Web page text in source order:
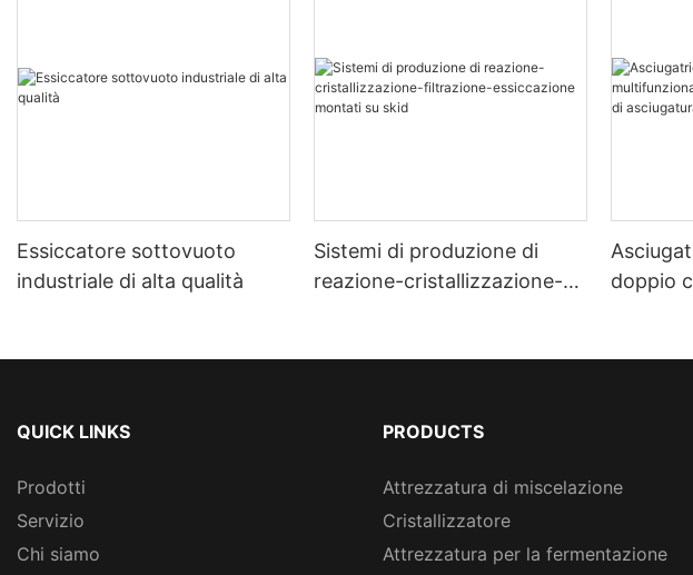
Essiccatore sottovuoto
industriale di alta qualità
Sistemi di produzione di
reazione-cristallizzazione-
doppio
QUICK LINKS
Prodotti
Servizio
Chi siamo
PRODUCTS
Attrezzatura di miscelazione
Cristallizzatore
Attrezzatura per la fermentazione